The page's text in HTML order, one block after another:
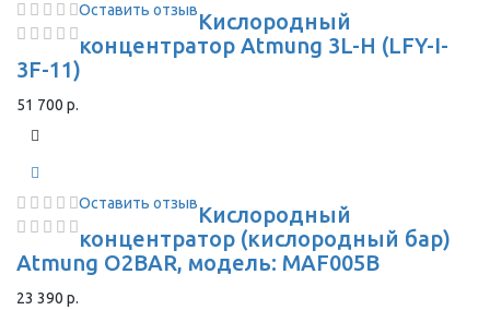
Оставить отзывКислородный
концентратор Atmung 3L-H (LFY-I-
3F-11)
51 700 р.
Оставить отзывКислородный
концентратор (кислородный бар)
Atmung O2BAR, модель: MAF005B
23 390 р.